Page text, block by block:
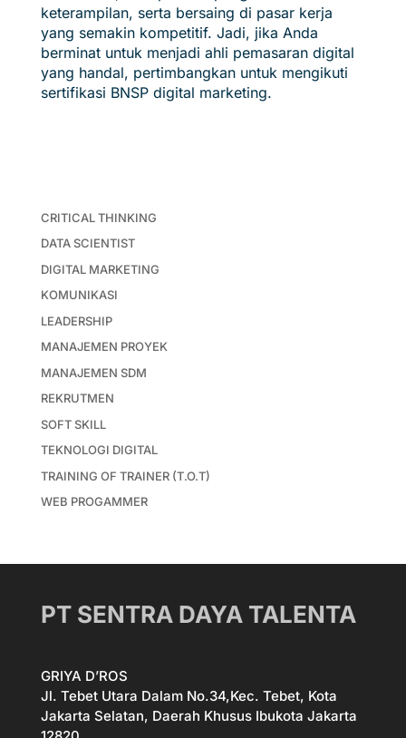
keterampilan, serta bersaing di pasar kerja
yang semakin kompetitif. Jadi, jika Anda
berminat untuk menjadi ahli pemasaran digital
yang handal, pertimbangkan untuk mengikuti
sertifikasi BNSP digital marketing.
CRITICAL THINKING
DATA SCIENTIST
DIGITAL MARKETING
KOMUNIKASI
LEADERSHIP
MANAJEMEN PROYEK
MANAJEMEN SDM
REKRUTMEN
SOFT SKILL
TEKNOLOGI DIGITAL
TRAINING OF TRAINER (T.O.T)
WEB PROGAMMER
PT SENTRA DAYA TALENTA
GRIYA D’ROS
Jl. Tebet Utara Dalam No.34,Kec. Tebet, Kota
Jakarta Selatan, Daerah Khusus Ibukota Jakarta